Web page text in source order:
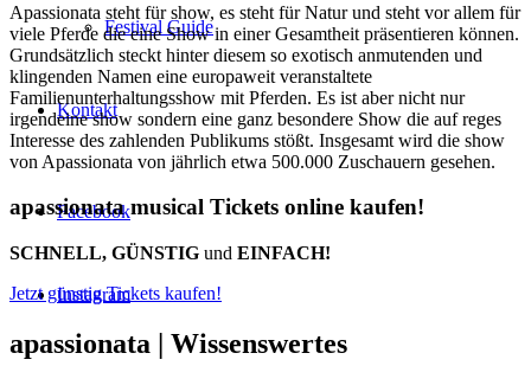
Festival Guide
Kontakt
Facebook
Instagram
Apassionata steht für show, es steht für Natur und steht vor allem für
viele Pferde die eine Show in einer Gesamtheit präsentieren können.
Grundsätzlich steckt hinter diesem so exotisch anmutenden und
klingenden Namen eine europaweit veranstaltete
Familienunterhaltungsshow mit Pferden. Es ist aber nicht nur
irgendeine show sondern eine ganz besondere Show die auf reges
Interesse des zahlenden Publikums stößt. Insgesamt wird die show
von Apassionata von jährlich etwa 500.000 Zuschauern gesehen.
apassionata musical Tickets online kaufen!
SCHNELL, GÜNSTIG und EINFACH!
Jetzt günstig Tickets kaufen!
apassionata | Wissenswertes